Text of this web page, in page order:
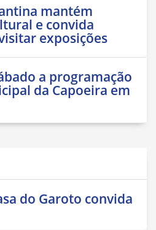
mantém
e convida
exposições
a programação
da Capoeira em
do Garoto convida